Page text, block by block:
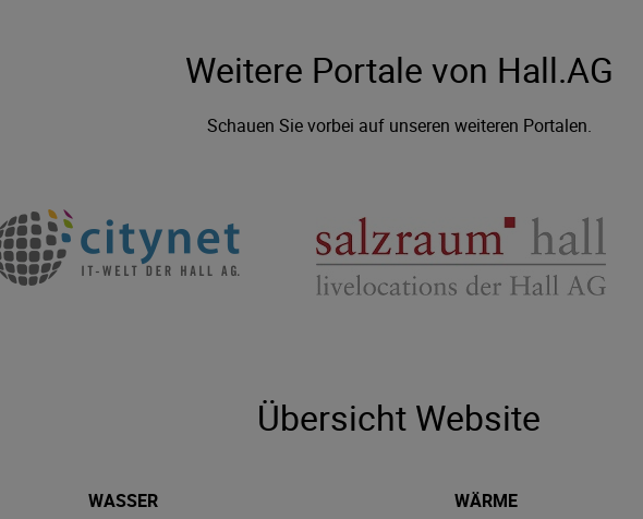
Weitere Portale von Hall.AG
Schauen Sie vorbei auf unseren weiteren Portalen.
Übersicht Website
WASSER WÄRME